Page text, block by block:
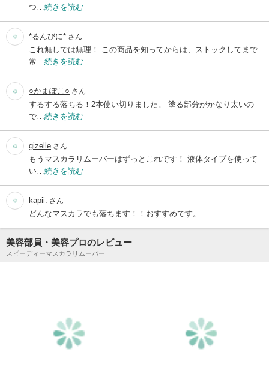
つ… 続きを読む
*るんびに* さん
これ無しでは無理！ この商品を知ってからは、ストックしてまで
常… 続きを読む
○かまぽこ○ さん
するする落ちる！2本使い切りました。 塗る部分がかなり太いの
で… 続きを読む
gizelle さん
もうマスカラリムーバーはずっとこれです！ 液体タイプを使って
い… 続きを読む
kapii. さん
どんなマスカラでも落ちます！！おすすめです。
美容部員・美容プロのレビュー
スピーディーマスカラリムーバー